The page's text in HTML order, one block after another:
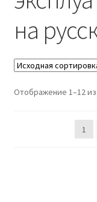
на
Отображение 1–12 из
1